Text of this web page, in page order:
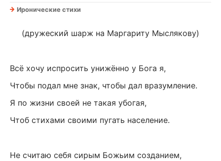
Иронические стихи
(дружеский шарж на Маргариту Мыслякову)
Всё хочу испросить унижённо у Бога я,
Чтобы подал мне знак, чтобы дал вразумление.
Я по жизни своей не такая убогая,
Чтоб стихами своими пугать население.
Не считаю себя сирым Божьим созданием,